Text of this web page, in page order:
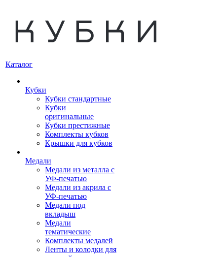
Каталог
Кубки
Кубки стандартные
Кубки
оригинальные
Кубки престижные
Комплекты кубков
Крышки для кубков
Медали
Медали из металла с
УФ-печатью
Медали из акрила с
УФ-печатью
Медали под
вкладыш
Медали
тематические
Комплекты медалей
Ленты и колодки для